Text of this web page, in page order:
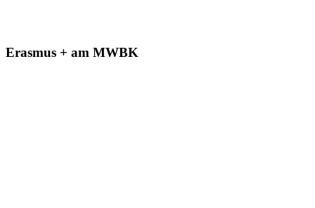
Erasmus + am MWBK